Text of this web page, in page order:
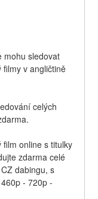
mohu sledovat
filmy v angličtině
celých
film online s titulky
zdarma celé
dabingu, s
- 720p -